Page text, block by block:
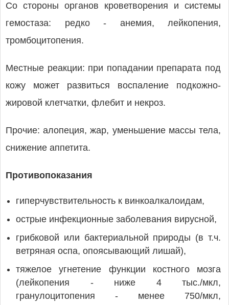
Со стороны органов кроветворения и системы
гемостаза: редко - анемия, лейкопения,
тромбоцитопения.
Местные реакции: при попадании препарата под
кожу может развиться воспаление подкожно-
жировой клетчатки, флебит и некроз.
Прочие: алопеция, жар, уменьшение массы тела,
снижение аппетита.
Противопоказания
гиперчувствительность к винкоалкалоидам,
острые инфекционные заболевания вирусной,
грибковой или бактериальной природы (в т.ч.
ветряная оспа, опоясывающий лишай),
тяжелое угнетение функции костного мозга
(лейкопения - ниже 4 тыс./мкл,
гранулоцитопения - менее 750/мкл,